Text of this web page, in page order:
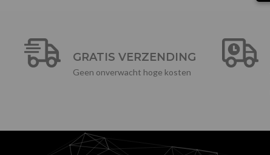
GRATIS VERZENDING
Geen onverwacht hoge kosten